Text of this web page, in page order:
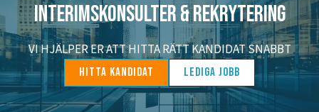
INTERIMSKONSULTER & REKRYTERING
VI HJÄLPER ER ATT HITTA RÄTT KANDIDAT SNABBT
HITTA KANDIDAT LEDIGA JOBB